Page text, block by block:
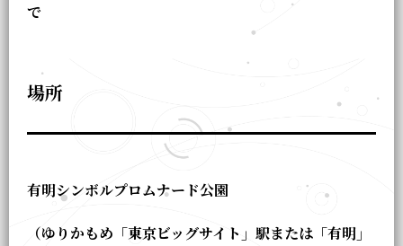
で
場所
有明シンボルプロムナード公園
（ゆりかもめ「東京ビッグサイト」駅または「有明」